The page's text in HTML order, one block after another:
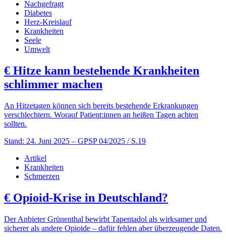
Nachgefragt
Diabetes
Herz-Kreislauf
Krankheiten
Seele
Umwelt
€ Hitze kann bestehende Krankheiten
schlimmer machen
An Hitzetagen können sich bereits bestehende Erkrankungen
verschlechtern. Worauf Patient:innen an heißen Tagen achten
sollten.
Stand: 24. Juni 2025 – GPSP 04/2025 / S.19
Artikel
Krankheiten
Schmerzen
€ Opioid-Krise in Deutschland?
Der Anbieter Grünenthal bewirbt Tapentadol als wirksamer und
sicherer als andere Opioide – dafür fehlen aber überzeugende Daten.